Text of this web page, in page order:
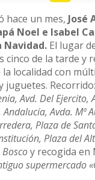
hace un mes, José
Noel e Isabel
Navidad. El lugar
cinco de la tarde y
localidad con
juguetes. Recorrido:
Avd. Del Ejercito,
Avda. Mª
Plaza de
Plaza del
Boscoy recogida en
supermercado